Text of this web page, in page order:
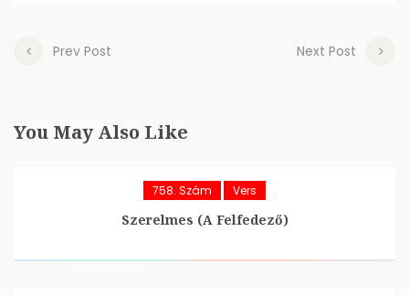
Prev Post Next Post
You May Also Like
758. Szám Vers
Szerelmes (A Felfedező)